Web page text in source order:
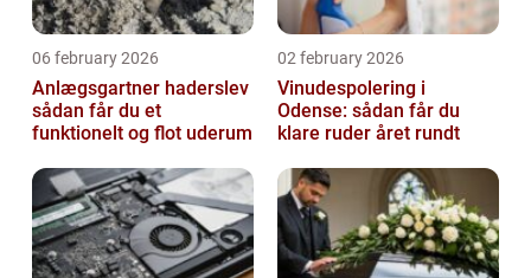
06 february 2026
Anlægsgartner haderslev
sådan får du et
funktionelt og flot uderum
02 february 2026
Vinudespolering i
Odense: sådan får du
klare ruder året rundt